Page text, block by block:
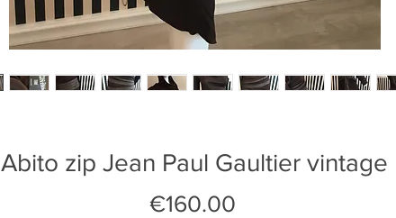
Abito zip Jean Paul Gaultier vintage
€160.00Price